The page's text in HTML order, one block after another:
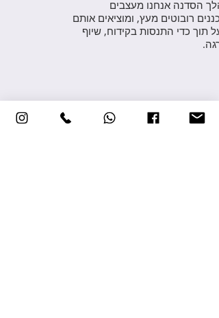
הסדנה אנחנו מעצבים
רובוטים מעץ, ומוציאים אותם
תוך כדי התנסות בקידוח, שיוף
למבוגר וילד
המשתתפים: